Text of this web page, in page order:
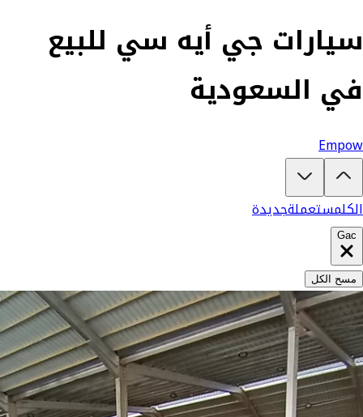
سيارات جي أيه سي للبيع
في السعودية
تبغى تشتري جي أيه سي؟
Empow
الكلمستعملةجديدة
Gac
مسح الكل